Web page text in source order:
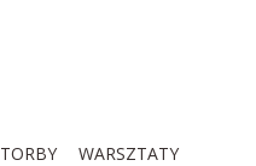
TORBY
WARSZTATY